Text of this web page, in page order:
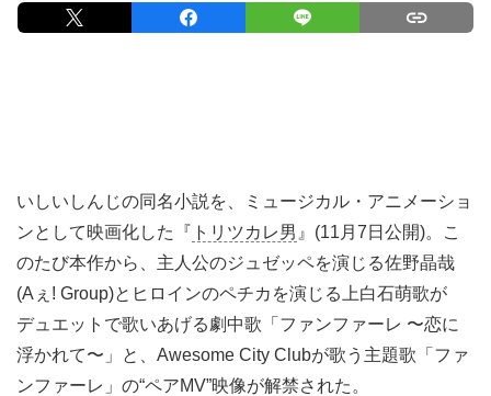
いしいしんじの同名小説を、ミュージカル・アニメーショ
ンとして映画化した『 トリツカレ男 』(11月7日公開)。こ
のたび本作から、主人公のジュゼッペを演じる佐野晶哉
(Aぇ! Group)とヒロインのペチカを演じる上白石萌歌が
デュエットで歌いあげる劇中歌「ファンファーレ 〜恋に
浮かれて〜」と、Awesome City Clubが歌う主題歌「ファ
ンファーレ」の“ペアMV”映像が解禁された。